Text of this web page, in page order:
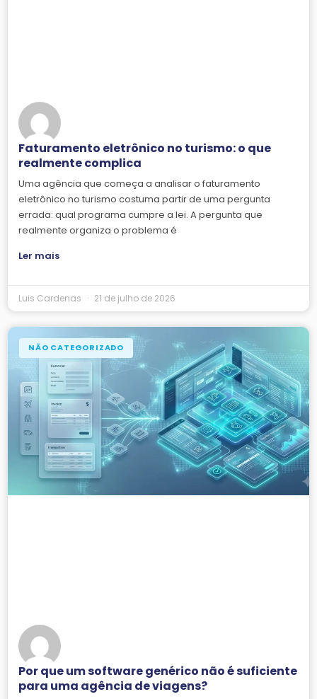
Faturamento eletrônico no turismo: o que
realmente complica
Uma agência que começa a analisar o faturamento
eletrônico no turismo costuma partir de uma pergunta
errada: qual programa cumpre a lei. A pergunta que
realmente organiza o problema é
Ler mais
Luis Cardenas 21 de julho de 2026
NÃO CATEGORIZADO
Por que um software genérico não é suficiente
para uma agência de viagens?